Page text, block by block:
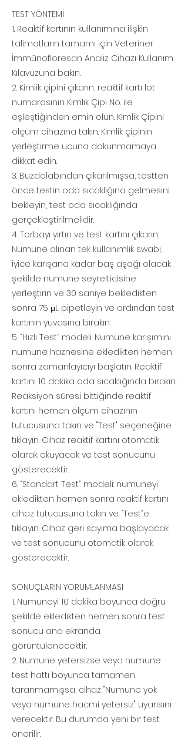
TEST YÖNTEMİ
1. Reaktif kartının kullanımına ilişkin
talimatların tamamı için Veteriner
İmmünofloresan Analiz Cihazı Kullanım
Kılavuzuna bakın.
2. Kimlik çipini çıkarın, reaktif kartı lot
numarasının Kimlik Çipi No. ile
eşleştiğinden emin olun. Kimlik Çipini
ölçüm cihazına takın. Kimlik çipinin
yerleştirme ucuna dokunmamaya
dikkat edin.
3. Buzdolabından çıkarılmışsa, testten
önce testin oda sıcaklığına gelmesini
bekleyin, test oda sıcaklığında
gerçekleştirilmelidir.
4. Torbayı yırtın ve test kartını çıkarın.
Numune alınan tek kullanımlık swabı,
iyice karışana kadar baş aşağı olacak
şekilde numune seyrelticisine
yerleştirin ve 30 saniye bekledikten
sonra 75 μL pipetleyin ve ardından test
kartının yuvasına bırakın.
5. “Hızlı Test” modeli: Numune karışımını
numune haznesine ekledikten hemen
sonra zamanlayıcıyı başlatın. Reaktif
kartını 10 dakika oda sıcaklığında bırakın.
Reaksiyon süresi bittiğinde reaktif
kartını hemen ölçüm cihazının
tutucusuna takın ve "Test" seçeneğine
tıklayın. Cihaz reaktif kartını otomatik
olarak okuyacak ve test sonucunu
gösterecektir.
6. “Standart Test” modeli: numuneyi
ekledikten hemen sonra reaktif kartını
cihaz tutucusuna takın ve “Test”e
tıklayın. Cihaz geri sayıma başlayacak
ve test sonucunu otomatik olarak
gösterecektir.
SONUÇLARIN YORUMLANMASI
1. Numuneyi 10 dakika boyunca doğru
şekilde ekledikten hemen sonra test
sonucu ana ekranda
görüntülenecektir.
2. Numune yetersizse veya numune
test hattı boyunca tamamen
taranmamışsa, cihaz "Numune yok
veya numune hacmi yetersiz" uyarısını
verecektir. Bu durumda yeni bir test
önerilir.